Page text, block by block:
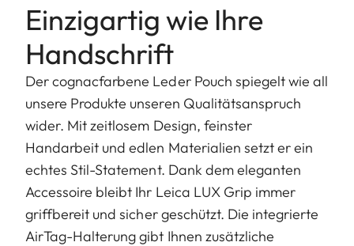
Einzigartig wie Ihre
Handschrift
Der cognacfarbene Leder Pouch spiegelt wie all
unsere Produkte unseren Qualitätsanspruch
wider. Mit zeitlosem Design, feinster
Handarbeit und edlen Materialien setzt er ein
echtes Stil-Statement. Dank dem eleganten
Accessoire bleibt Ihr Leica LUX Grip immer
griffbereit und sicher geschützt. Die integrierte
AirTag-Halterung gibt Ihnen zusätzliche